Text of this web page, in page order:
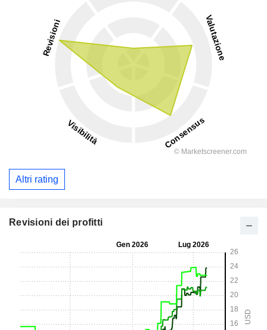
Altri rating
Revisioni dei profitti